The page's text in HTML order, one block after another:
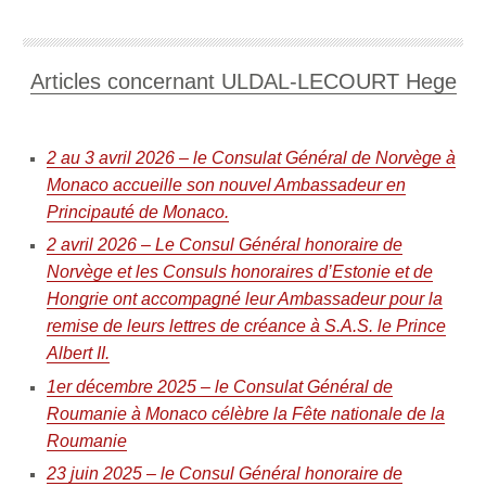
Articles concernant ULDAL-LECOURT Hege
2 au 3 avril 2026 – le Consulat Général de Norvège à
Monaco accueille son nouvel Ambassadeur en
Principauté de Monaco.
2 avril 2026 – Le Consul Général honoraire de
Norvège et les Consuls honoraires d’Estonie et de
Hongrie ont accompagné leur Ambassadeur pour la
remise de leurs lettres de créance à S.A.S. le Prince
Albert II.
1er décembre 2025 – le Consulat Général de
Roumanie à Monaco célèbre la Fête nationale de la
Roumanie
23 juin 2025 – le Consul Général honoraire de